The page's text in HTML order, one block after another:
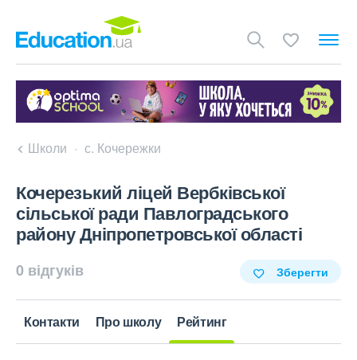
Школи с. Кочережки
Кочерезький ліцей Вербківської
сільської ради Павлоградського
району Дніпропетровської області
0 відгуків Зберегти
Контакти Про школу Рейтинг